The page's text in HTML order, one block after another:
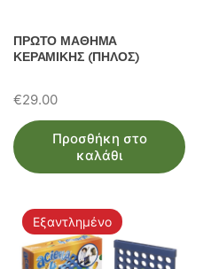
ΠΡΩΤΟ ΜΑΘΗΜΑ
ΚΕΡΑΜΙΚΗΣ (ΠΗΛΟΣ)
€29.00
Προσθήκη στο
καλάθι
Εξαντλημένο